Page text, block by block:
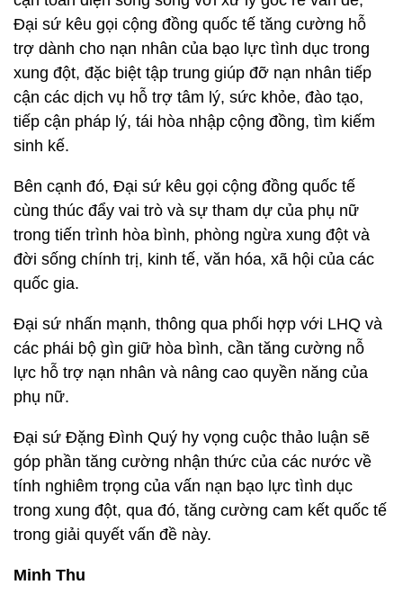
Đại sứ kêu gọi cộng đồng quốc tế tăng cường hỗ
trợ dành cho nạn nhân của bạo lực tình dục trong
xung đột, đặc biệt tập trung giúp đỡ nạn nhân tiếp
cận các dịch vụ hỗ trợ tâm lý, sức khỏe, đào tạo,
tiếp cận pháp lý, tái hòa nhập cộng đồng, tìm kiếm
sinh kế.
Bên cạnh đó, Đại sứ kêu gọi cộng đồng quốc tế
cùng thúc đẩy vai trò và sự tham dự của phụ nữ
trong tiến trình hòa bình, phòng ngừa xung đột và
đời sống chính trị, kinh tế, văn hóa, xã hội của các
quốc gia.
Đại sứ nhấn mạnh, thông qua phối hợp với LHQ và
các phái bộ gìn giữ hòa bình, cần tăng cường nỗ
lực hỗ trợ nạn nhân và nâng cao quyền năng của
phụ nữ.
Đại sứ Đặng Đình Quý hy vọng cuộc thảo luận sẽ
góp phần tăng cường nhận thức của các nước về
tính nghiêm trọng của vấn nạn bạo lực tình dục
trong xung đột, qua đó, tăng cường cam kết quốc tế
trong giải quyết vấn đề này.
Minh Thu